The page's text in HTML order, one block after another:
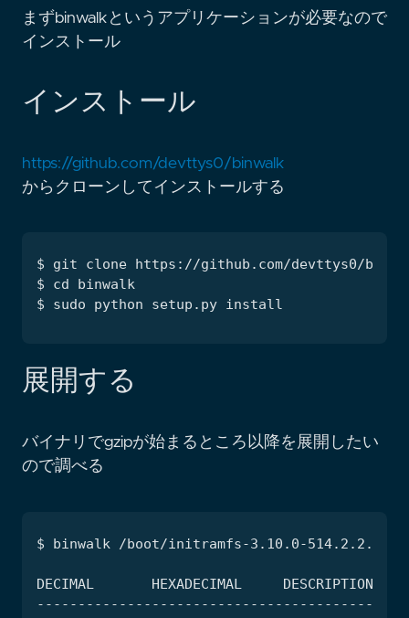
まずbinwalkというアプリケーションが必要なので
インストール
インストール
https://github.com/devttys0/binwalk
からクローンしてインストールする
展開する
バイナリでgzipが始まるところ以降を展開したい
ので調べる